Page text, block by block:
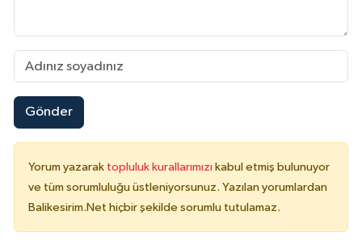
Gönder
Yorum yazarak topluluk kurallarımızı kabul etmiş bulunuyor
ve tüm sorumluluğu üstleniyorsunuz. Yazılan yorumlardan
Balikesirim.Net hiçbir şekilde sorumlu tutulamaz.